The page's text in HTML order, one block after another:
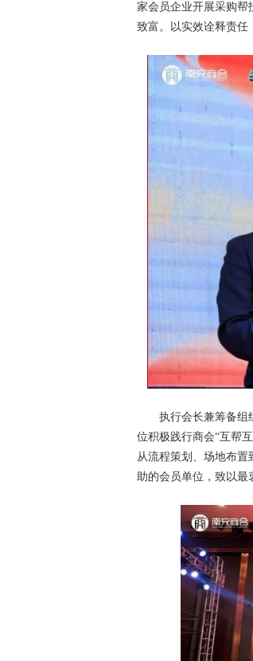
家会员企业开展采购帮
致富。以实效诠释责任
执行会长兼筹备组
位积极践行商会“互帮
从流程策划、场地布
助的会员单位，致以最